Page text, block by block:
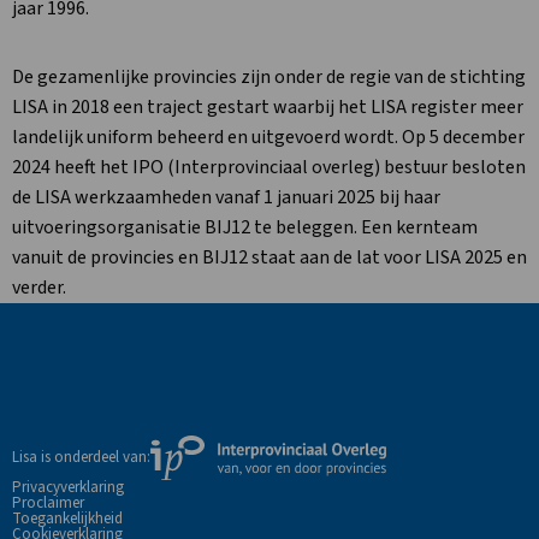
jaar 1996.
De gezamenlijke provincies zijn onder de regie van de stichting
LISA in 2018 een traject gestart waarbij het LISA register meer
landelijk uniform beheerd en uitgevoerd wordt. Op 5 december
2024 heeft het IPO (Interprovinciaal overleg) bestuur besloten
de LISA werkzaamheden vanaf 1 januari 2025 bij haar
uitvoeringsorganisatie BIJ12 te beleggen. Een kernteam
vanuit de provincies en BIJ12 staat aan de lat voor LISA 2025 en
verder.
Lisa is onderdeel van:
Externe
link
Privacyverklaring
Proclaimer
Toegankelijkheid
Cookieverklaring